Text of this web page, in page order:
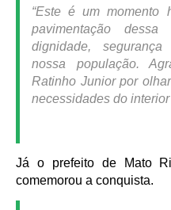
“Este é um momento
pavimentação dessa
dignidade,
nossa população.
Ratinho Junior por
necessidades do interior
Já o prefeito de Mato
comemorou a conquista.